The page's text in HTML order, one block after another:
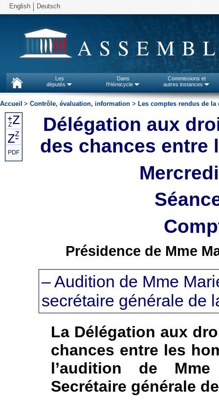
English Deutsch
Les
députés
Dans
l'Hémicycle
Commissions et
autres instances
Accueil > Contrôle, évaluation, information > Les comptes rendus de
Délégation aux
des chances entre
Présidence de Mme
– Audition de Mme
secrétaire générale de
La Délégation aux
chances entre les
l’audition de Mme
Secrétaire générale